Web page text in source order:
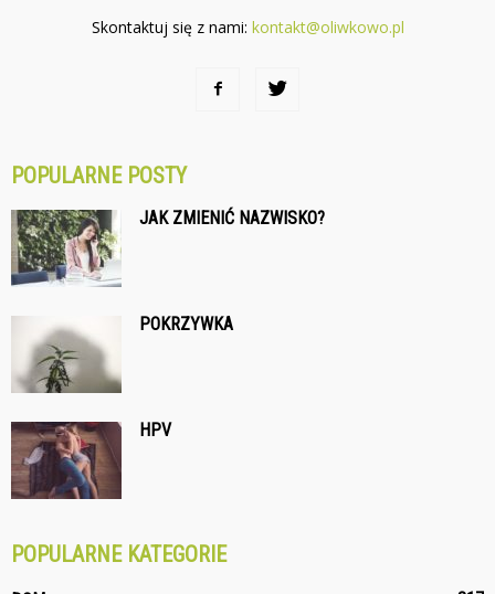
Skontaktuj się z nami: kontakt@oliwkowo.pl
POPULARNE POSTY
JAK ZMIENIĆ NAZWISKO?
POKRZYWKA
HPV
POPULARNE KATEGORIE